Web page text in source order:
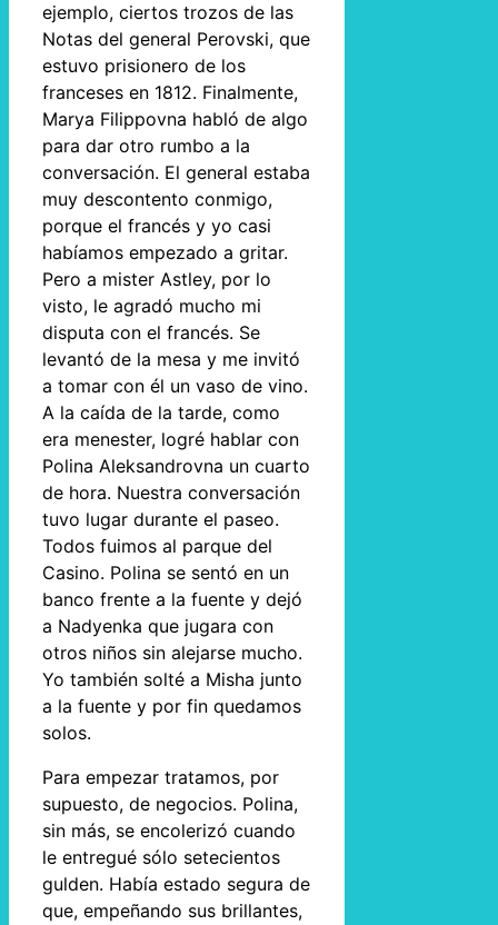
ejemplo, ciertos trozos de las
Notas del general Perovski, que
estuvo prisionero de los
franceses en 1812. Finalmente,
Marya Filippovna habló de algo
para dar otro rumbo a la
conversación. El general estaba
muy descontento conmigo,
porque el francés y yo casi
habíamos empezado a gritar.
Pero a mister Astley, por lo
visto, le agradó mucho mi
disputa con el francés. Se
levantó de la mesa y me invitó
a tomar con él un vaso de vino.
A la caída de la tarde, como
era menester, logré hablar con
Polina Aleksandrovna un cuarto
de hora. Nuestra conversación
tuvo lugar durante el paseo.
Todos fuimos al parque del
Casino. Polina se sentó en un
banco frente a la fuente y dejó
a Nadyenka que jugara con
otros niños sin alejarse mucho.
Yo también solté a Misha junto
a la fuente y por fin quedamos
solos.
Para empezar tratamos, por
supuesto, de negocios. Polina,
sin más, se encolerizó cuando
le entregué sólo setecientos
gulden. Había estado segura de
que, empeñando sus brillantes,